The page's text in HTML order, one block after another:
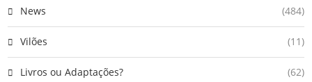
News (484)
Vilões (11)
Livros ou Adaptações? (62)